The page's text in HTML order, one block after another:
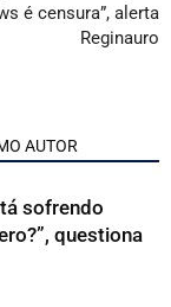
é censura”, alerta
Reginauro
AUTOR
sofrendo
questiona